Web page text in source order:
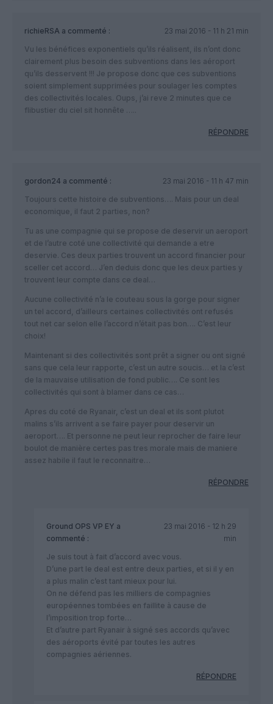
richieRSA a commenté :
23 mai 2016 - 11 h 21 min
Vu les bénéfices exponentiels qu’ils réalisent, ils n’ont donc
clairement plus besoin des subventions dans les aéroport
qu’ils desservent !!! Je propose donc que ces subventions
soient simplement supprimées pour soulager les comptes
des collectivités locales. Oups, j’ai reve 2 minutes que ce
flibustier du ciel sit honnête …..
RÉPONDRE
gordon24 a commenté :
23 mai 2016 - 11 h 47 min
Toujours cette histoire de subventions…. Mais pour un deal
economique, il faut 2 parties, non?
Tu as une compagnie qui se propose de deservir un aeroport
et de l’autre coté une collectivité qui demande a etre
deservie. Ces deux parties trouvent un accord financier pour
sceller cet accord… J’en deduis donc que les deux parties y
trouvent leur compte dans ce deal…
Aucune collectivité n’a le couteau sous la gorge pour signer
un tel accord, d’ailleurs certaines collectivités ont refusés
tout net car selon elle l’accord n’était pas bon…. C’est leur
choix!
Maintenant si des collectivités sont prêt a signer ou ont signé
sans que cela leur rapporte, c’est un autre soucis… et la c’est
de la mauvaise utilisation de fond public…. Ce sont les
collectivités qui sont à blamer dans ce cas…
Apres du coté de Ryanair, c’est un deal et ils sont plutot
malins s’ils arrivent a se faire payer pour deservir un
aeroport…. Et personne ne peut leur reprocher de faire leur
boulot de manière certes pas tres morale mais de maniere
assez habile il faut le reconnaitre…
RÉPONDRE
Ground OPS VP EY a
commenté :
23 mai 2016 - 12 h 29
min
Je suis tout à fait d’accord avec vous.
D’une part le deal est entre deux parties, et si il y en
a plus malin c’est tant mieux pour lui.
On ne défend pas les milliers de compagnies
européennes tombées en faillite à cause de
l’imposition trop forte…
Et d’autre part Ryanair à signé ses accords qu’avec
des aéroports évité par toutes les autres
compagnies aériennes.
RÉPONDRE